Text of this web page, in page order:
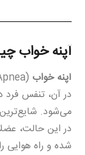
آپنه خواب
آپنه خواب
در آن، تنفس
می‌شود.
در این حالت،
شده و راه هوایی